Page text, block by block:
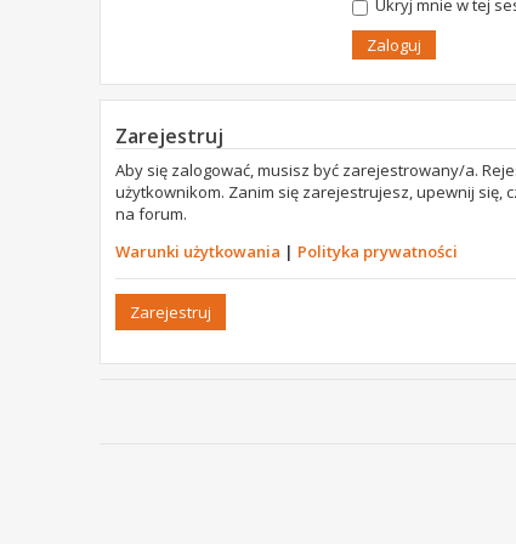
Ukryj mnie w tej
Zarejestruj
Aby się zalogować, musisz być zarejestrowany/a.
użytkownikom. Zanim się zarejestrujesz, upewnij się,
na forum.
Warunki użytkowania | Polityka prywatności
Zarejestruj